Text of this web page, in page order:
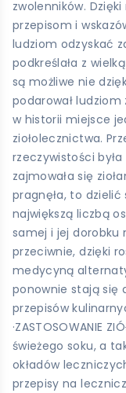
zwolenników.
przepisom i
ludziom odzyskać
podkreślała z
są możliwe nie
podarował ludziom
w historii miejsce
ziołolecznictwa.
rzeczywistości
zajmowała się
pragnęła, to
największą liczbą
samej i jej dorobku
przeciwnie, dzięki
medycyną
ponownie stają się
przepisów
·ZASTOSOWANIE
świeżego soku, a
okładów
przepisy na